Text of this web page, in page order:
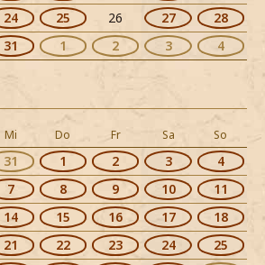
24 25 26 27
28
31 1 2 3 4
Mi Do Fr Sa So
31 1 2 3
4
7 8 9 10
11
14 15 16 17
18
21 22 23 24
25